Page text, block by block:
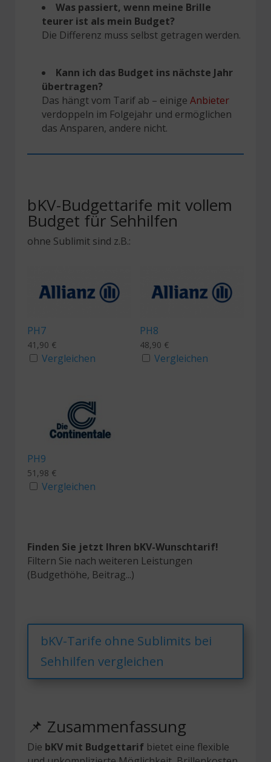
Was passiert, wenn meine Brille
teurer ist als mein Budget?
Die Differenz muss selbst getragen werden.
Kann ich das Budget ins nächste Jahr
übertragen?
Das hängt vom Tarif ab – einige Anbieter
verdoppeln im Folgejahr und ermöglichen
das Ansparen, andere nicht.
bKV-Budgettarife mit vollem
Budget für Sehhilfen
ohne Sublimit sind z.B.:
PH7
41,90 €
Vergleichen
PH8
48,90 €
Vergleichen
PH9
51,98 €
Vergleichen
Finden Sie jetzt Ihren bKV-Wunschtarif!
Filtern Sie nach weiteren Leistungen
(Budgethöhe, Beitrag...)
bKV-Tarife ohne Sublimits bei
Sehhilfen vergleichen
📌 Zusammenfassung
Die bKV mit Budgettarif bietet eine flexible